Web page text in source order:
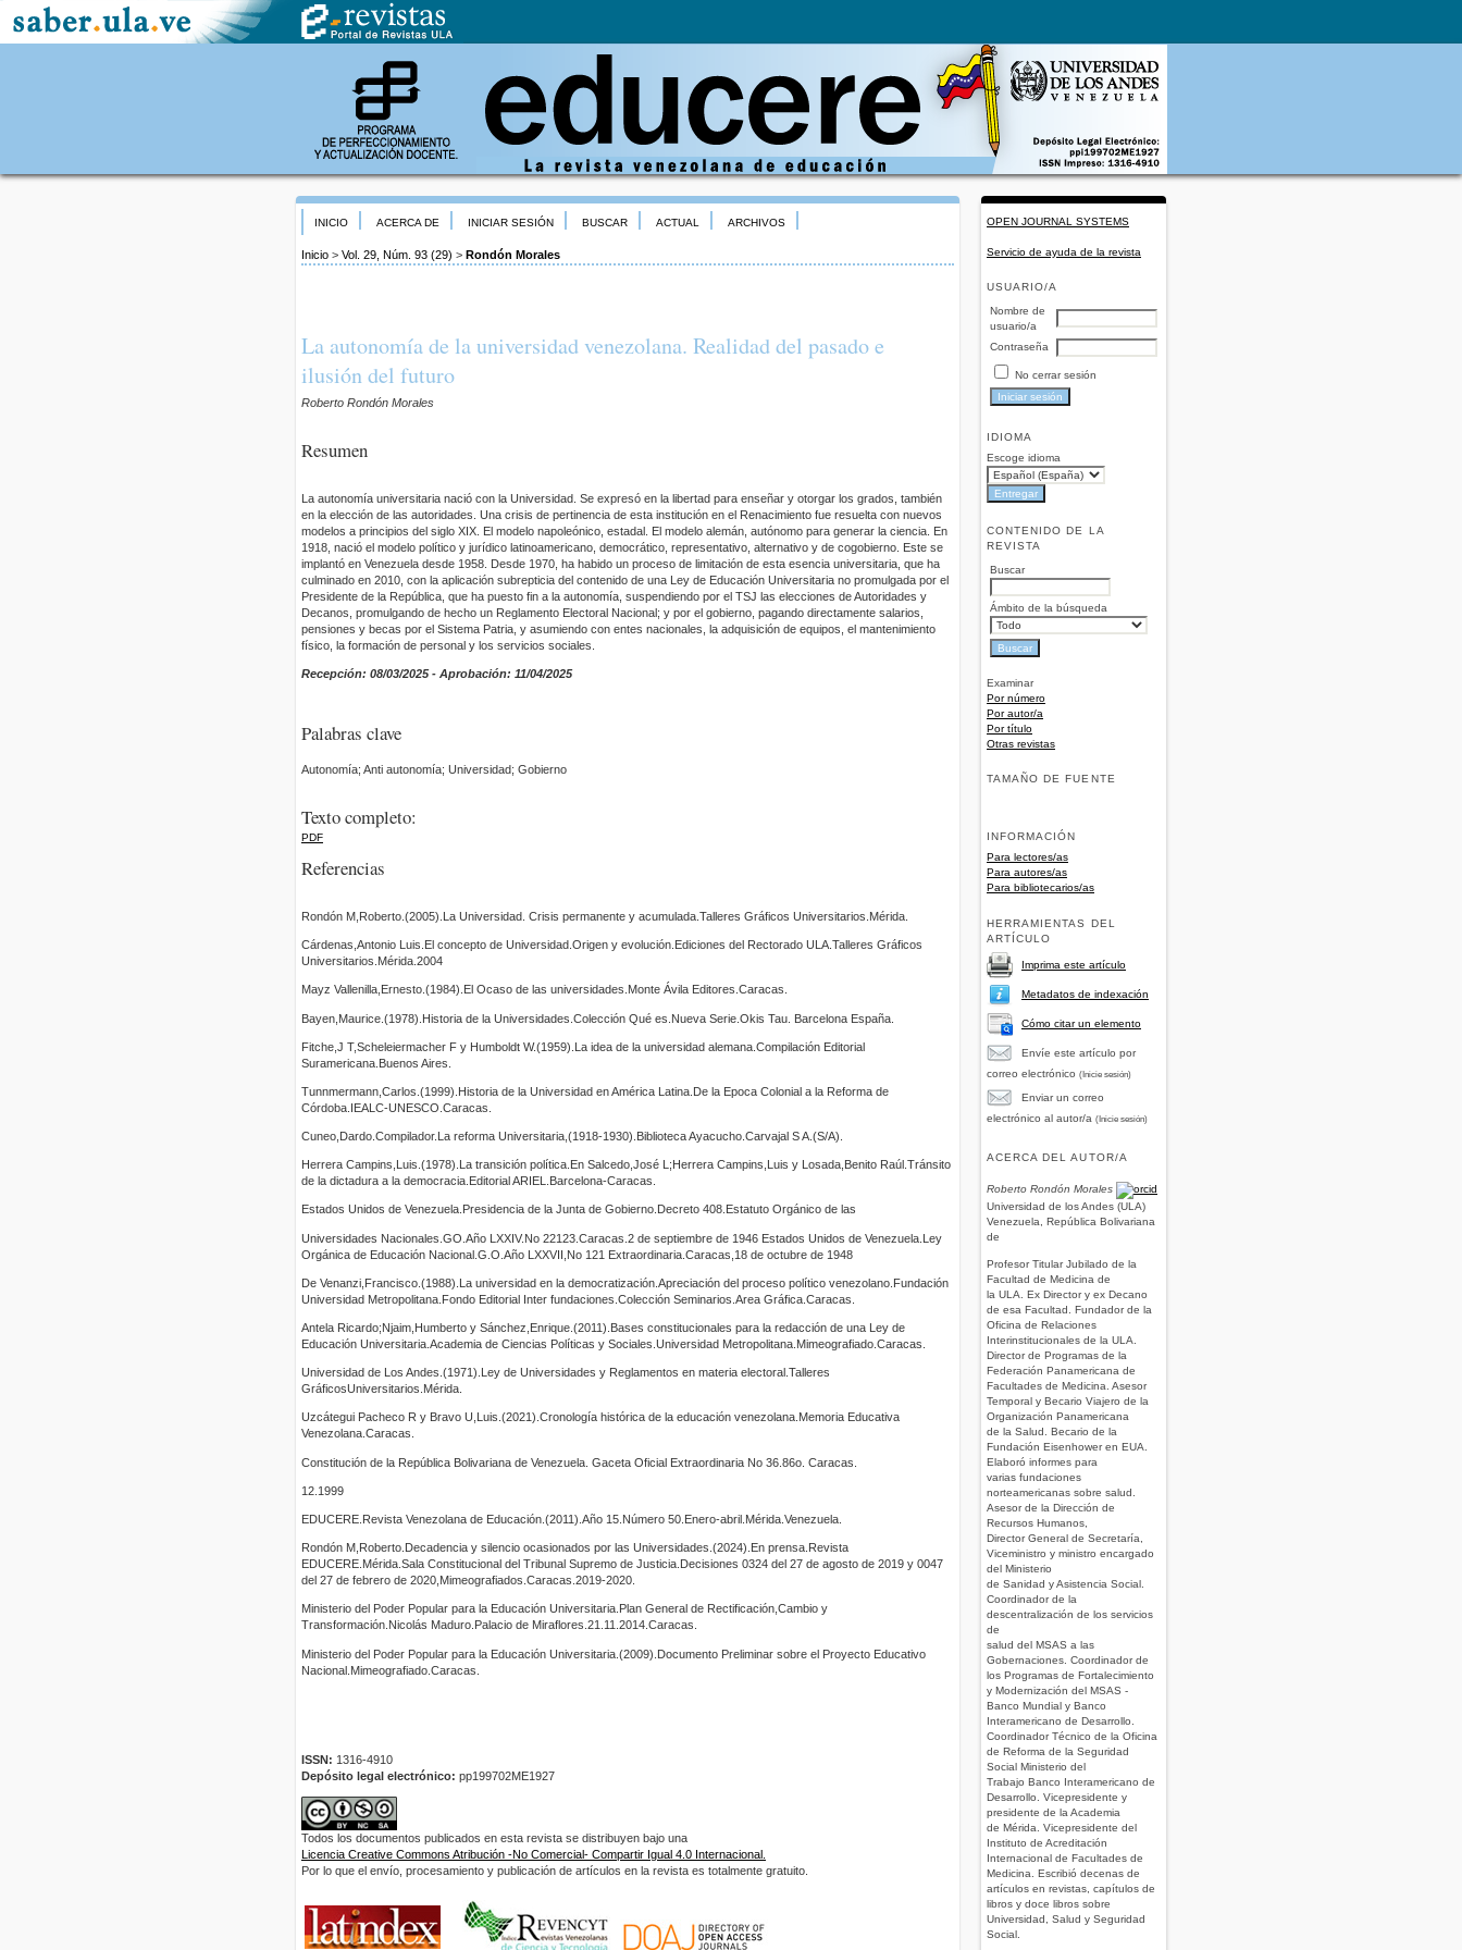
OPEN JOURNAL SYSTEMS
Servicio de ayuda de la revista
USUARIO/A
Nombre de
usuario/a
Contraseña
No cerrar sesión
IDIOMA
Escoge idioma
CONTENIDO DE LA
REVISTA
Buscar
Ámbito de la búsqueda
Examinar
Por número
Por autor/a
Por título
Otras revistas
TAMAÑO DE FUENTE
INFORMACIÓN
Para lectores/as
Para autores/as
Para bibliotecarios/as
HERRAMIENTAS DEL
ARTÍCULO
Imprima este artículo
Metadatos de indexación
Cómo citar un elemento
Envíe este artículo por
correo electrónico (Inicie sesión)
Enviar un correo
electrónico al autor/a (Inicie sesión)
ACERCA DEL AUTOR/A
Roberto Rondón Morales
Universidad de los Andes (ULA)
Venezuela, República Bolivariana
de
Profesor Titular Jubilado de la
Facultad de Medicina de
la ULA. Ex Director y ex Decano
de esa Facultad. Fundador de la
Oficina de Relaciones
Interinstitucionales de la ULA.
Director de Programas de la
Federación Panamericana de
Facultades de Medicina. Asesor
Temporal y Becario Viajero de la
Organización Panamericana
de la Salud. Becario de la
Fundación Eisenhower en EUA.
Elaboró informes para
varias fundaciones
norteamericanas sobre salud.
Asesor de la Dirección de
Recursos Humanos,
Director General de Secretaría,
Viceministro y ministro encargado
del Ministerio
de Sanidad y Asistencia Social.
Coordinador de la
descentralización de los servicios
de
salud del MSAS a las
Gobernaciones. Coordinador de
los Programas de Fortalecimiento
y Modernización del MSAS -
Banco Mundial y Banco
Interamericano de Desarrollo.
Coordinador Técnico de la Oficina
de Reforma de la Seguridad
Social Ministerio del
Trabajo Banco Interamericano de
Desarrollo. Vicepresidente y
presidente de la Academia
de Mérida. Vicepresidente del
Instituto de Acreditación
Internacional de Facultades de
Medicina. Escribió decenas de
artículos en revistas, capítulos de
libros y doce libros sobre
Universidad, Salud y Seguridad
Social.
INICIO ACERCA DE INICIAR SESIÓN BUSCAR ACTUAL ARCHIVOS
Inicio > Vol. 29, Núm. 93 (29) > Rondón Morales
La autonomía de la universidad venezolana. Realidad del pasado e
ilusión del futuro
Roberto Rondón Morales
Resumen
La autonomía universitaria nació con la Universidad. Se expresó en la libertad para enseñar y otorgar los grados, también
en la elección de las autoridades. Una crisis de pertinencia de esta institución en el Renacimiento fue resuelta con nuevos
modelos a principios del siglo XIX. El modelo napoleónico, estadal. El modelo alemán, autónomo para generar la ciencia. En
1918, nació el modelo político y jurídico latinoamericano, democrático, representativo, alternativo y de cogobierno. Este se
implantó en Venezuela desde 1958. Desde 1970, ha habido un proceso de limitación de esta esencia universitaria, que ha
culminado en 2010, con la aplicación subrepticia del contenido de una Ley de Educación Universitaria no promulgada por el
Presidente de la República, que ha puesto fin a la autonomía, suspendiendo por el TSJ las elecciones de Autoridades y
Decanos, promulgando de hecho un Reglamento Electoral Nacional; y por el gobierno, pagando directamente salarios,
pensiones y becas por el Sistema Patria, y asumiendo con entes nacionales, la adquisición de equipos, el mantenimiento
físico, la formación de personal y los servicios sociales.
Recepción: 08/03/2025 - Aprobación: 11/04/2025
Palabras clave
Autonomía; Anti autonomía; Universidad; Gobierno
Texto completo:
PDF
Referencias
Rondón M,Roberto.(2005).La Universidad. Crisis permanente y acumulada.Talleres Gráficos Universitarios.Mérida.
Cárdenas,Antonio Luis.El concepto de Universidad.Origen y evolución.Ediciones del Rectorado ULA.Talleres Gráficos
Universitarios.Mérida.2004
Mayz Vallenilla,Ernesto.(1984).El Ocaso de las universidades.Monte Ávila Editores.Caracas.
Bayen,Maurice.(1978).Historia de la Universidades.Colección Qué es.Nueva Serie.Okis Tau. Barcelona España.
Fitche,J T,Scheleiermacher F y Humboldt W.(1959).La idea de la universidad alemana.Compilación Editorial
Suramericana.Buenos Aires.
Tunnmermann,Carlos.(1999).Historia de la Universidad en América Latina.De la Epoca Colonial a la Reforma de
Córdoba.IEALC-UNESCO.Caracas.
Cuneo,Dardo.Compilador.La reforma Universitaria,(1918-1930).Biblioteca Ayacucho.Carvajal S A.(S/A).
Herrera Campins,Luis.(1978).La transición política.En Salcedo,José L;Herrera Campins,Luis y Losada,Benito Raúl.Tránsito
de la dictadura a la democracia.Editorial ARIEL.Barcelona-Caracas.
Estados Unidos de Venezuela.Presidencia de la Junta de Gobierno.Decreto 408.Estatuto Orgánico de las
Universidades Nacionales.GO.Año LXXIV.No 22123.Caracas.2 de septiembre de 1946 Estados Unidos de Venezuela.Ley
Orgánica de Educación Nacional.G.O.Año LXXVII,No 121 Extraordinaria.Caracas,18 de octubre de 1948
De Venanzi,Francisco.(1988).La universidad en la democratización.Apreciación del proceso político venezolano.Fundación
Universidad Metropolitana.Fondo Editorial Inter fundaciones.Colección Seminarios.Area Gráfica.Caracas.
Antela Ricardo;Njaim,Humberto y Sánchez,Enrique.(2011).Bases constitucionales para la redacción de una Ley de
Educación Universitaria.Academia de Ciencias Políticas y Sociales.Universidad Metropolitana.Mimeografiado.Caracas.
Universidad de Los Andes.(1971).Ley de Universidades y Reglamentos en materia electoral.Talleres
GráficosUniversitarios.Mérida.
Uzcátegui Pacheco R y Bravo U,Luis.(2021).Cronología histórica de la educación venezolana.Memoria Educativa
Venezolana.Caracas.
Constitución de la República Bolivariana de Venezuela. Gaceta Oficial Extraordinaria No 36.86o. Caracas.
12.1999
EDUCERE.Revista Venezolana de Educación.(2011).Año 15.Número 50.Enero-abril.Mérida.Venezuela.
Rondón M,Roberto.Decadencia y silencio ocasionados por las Universidades.(2024).En prensa.Revista
EDUCERE.Mérida.Sala Constitucional del Tribunal Supremo de Justicia.Decisiones 0324 del 27 de agosto de 2019 y 0047
del 27 de febrero de 2020,Mimeografiados.Caracas.2019-2020.
Ministerio del Poder Popular para la Educación Universitaria.Plan General de Rectificación,Cambio y
Transformación.Nicolás Maduro.Palacio de Miraflores.21.11.2014.Caracas.
Ministerio del Poder Popular para la Educación Universitaria.(2009).Documento Preliminar sobre el Proyecto Educativo
Nacional.Mimeografiado.Caracas.
ISSN: 1316-4910
Depósito legal electrónico: pp199702ME1927
Todos los documentos publicados en esta revista se distribuyen bajo una
Licencia Creative Commons Atribución -No Comercial- Compartir Igual 4.0 Internacional.
Por lo que el envío, procesamiento y publicación de artículos en la revista es totalmente gratuito.